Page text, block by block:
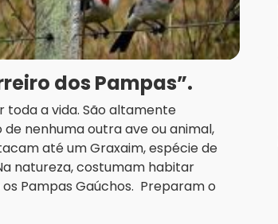
dos Pampas”.
toda a vida. São altamente
nenhuma outra ave ou animal,
até um Graxaim, espécie de
natureza, costumam habitar
Pampas Gaúchos. Preparam o